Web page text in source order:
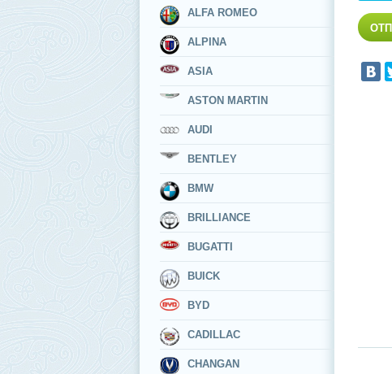
ALFA ROMEO
ALPINA
ASIA
ASTON MARTIN
AUDI
BENTLEY
BMW
BRILLIANCE
BUGATTI
BUICK
BYD
CADILLAC
CHANGAN